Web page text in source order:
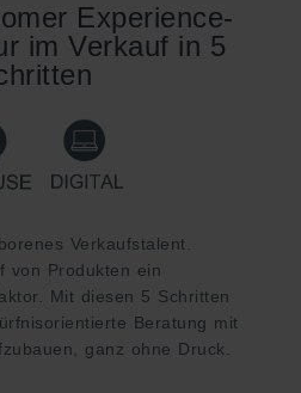
Experience-
im Verkauf in 5
Verkaufstalent.
von Produkten ein
Mit diesen 5 Schritten
Beratung mit
ganz ohne Druck.